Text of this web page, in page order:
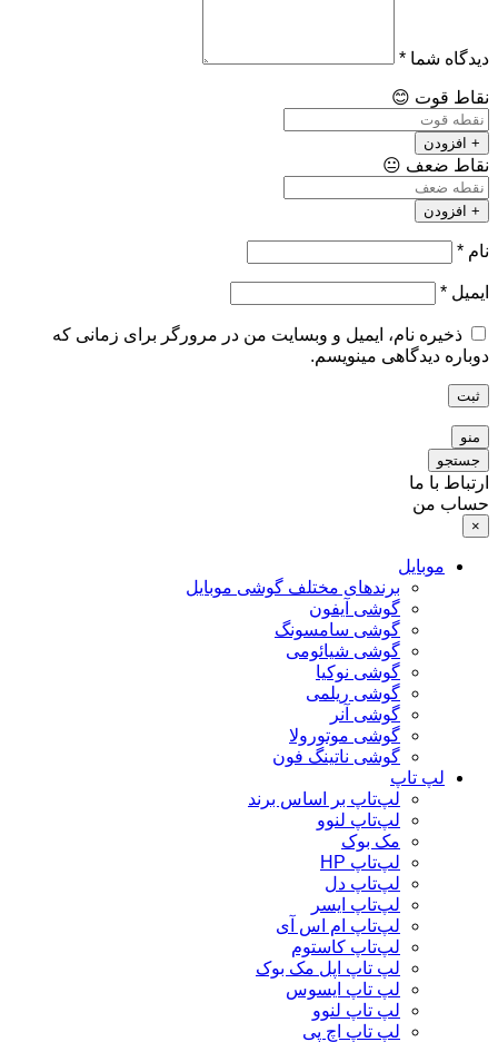
دیدگاه شما *
نقاط قوت 😊
+ افزودن
نقاط ضعف 😐
+ افزودن
نام *
ایمیل *
ذخیره نام، ایمیل و وبسایت من در مرورگر برای زمانی که
دوباره دیدگاهی مینویسم.
ثبت
منو
جستجو
ارتباط با ما
حساب من
×
موبایل
برندهای مختلف گوشی موبایل
گوشی آیفون
گوشی سامسونگ
گوشی شیائومی
گوشی نوکیا
گوشی ریلمی
گوشی آنر
گوشی موتورولا
گوشی ناتینگ فون
لپ تاپ
لپ‌تاپ بر اساس برند
لپ‌تاپ لنوو
مک بوک
لپ‌تاپ HP
لپ‌تاپ دل
لپ‌تاپ ایسر
لپ‌تاپ ام اس آی
لپ‌تاپ کاستوم
لپ تاپ اپل مک بوک
لپ تاپ ایسوس
لپ تاپ لنوو
لپ تاپ اچ پی